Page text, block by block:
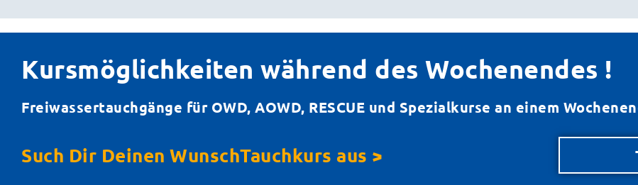
Kursmöglichkeiten während des Wochenendes !
Freiwassertauchgänge für OWD, AOWD, RESCUE und Spezialkurse an einem
Such Dir Deinen WunschTauchkurs aus >